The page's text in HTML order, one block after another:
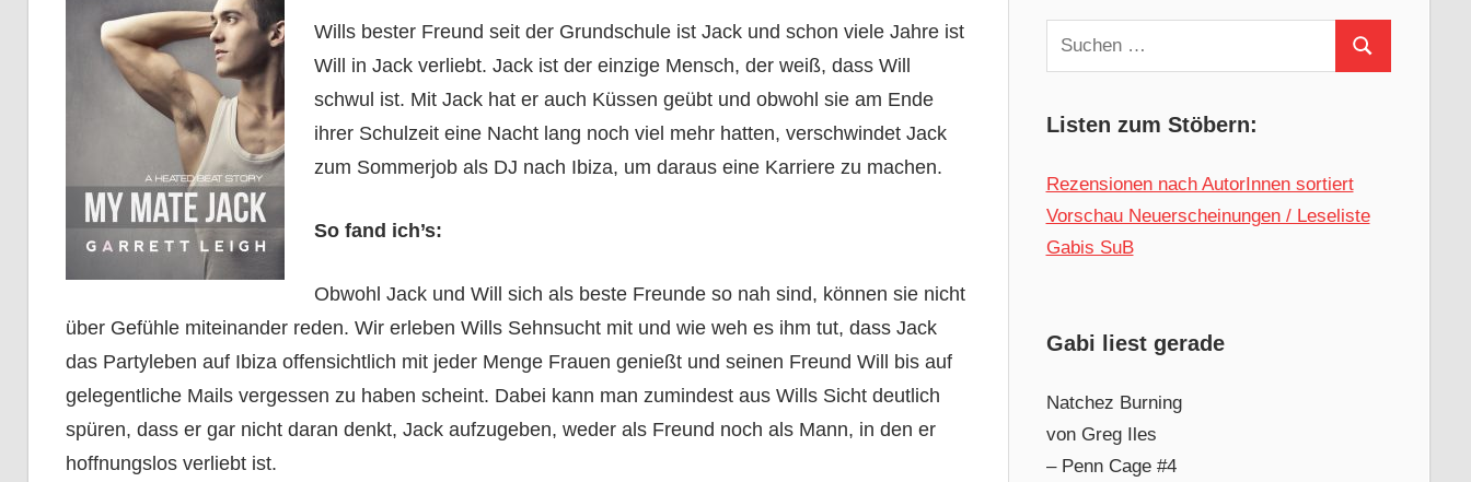
Wills bester Freund seit der Grundschule ist Jack und schon viele Jahre ist
Will in Jack verliebt. Jack ist der einzige Mensch, der weiß, dass Will
schwul ist. Mit Jack hat er auch Küssen geübt und obwohl sie am Ende
ihrer Schulzeit eine Nacht lang noch viel mehr hatten, verschwindet Jack
zum Sommerjob als DJ nach Ibiza, um daraus eine Karriere zu machen.
So fand ich’s:
Obwohl Jack und Will sich als beste Freunde so nah sind, können sie nicht
über Gefühle miteinander reden. Wir erleben Wills Sehnsucht mit und wie weh es ihm tut, dass Jack
das Partyleben auf Ibiza offensichtlich mit jeder Menge Frauen genießt und seinen Freund Will bis auf
gelegentliche Mails vergessen zu haben scheint. Dabei kann man zumindest aus Wills Sicht deutlich
spüren, dass er gar nicht daran denkt, Jack aufzugeben, weder als Freund noch als Mann, in den er
hoffnungslos verliebt ist.
Suchen
nach:
Suchen
Listen zum Stöbern:
Rezensionen nach AutorInnen sortiert
Vorschau Neuerscheinungen / Leseliste
Gabis SuB
Gabi liest gerade
Natchez Burning
von Greg Iles
– Penn Cage #4